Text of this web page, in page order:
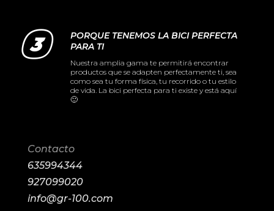
PORQUE TENEMOS LA BICI PERFECTA
PARA TI
Nuestra amplia gama te permitirá encontrar
productos que se adapten perfectamente ti, sea
como sea tu forma física, tu recorrido o tu estilo
de vida. La bici perfecta para ti existe y está aquí
🙂
Contacto
635994344
927099020
info@gr-100.com